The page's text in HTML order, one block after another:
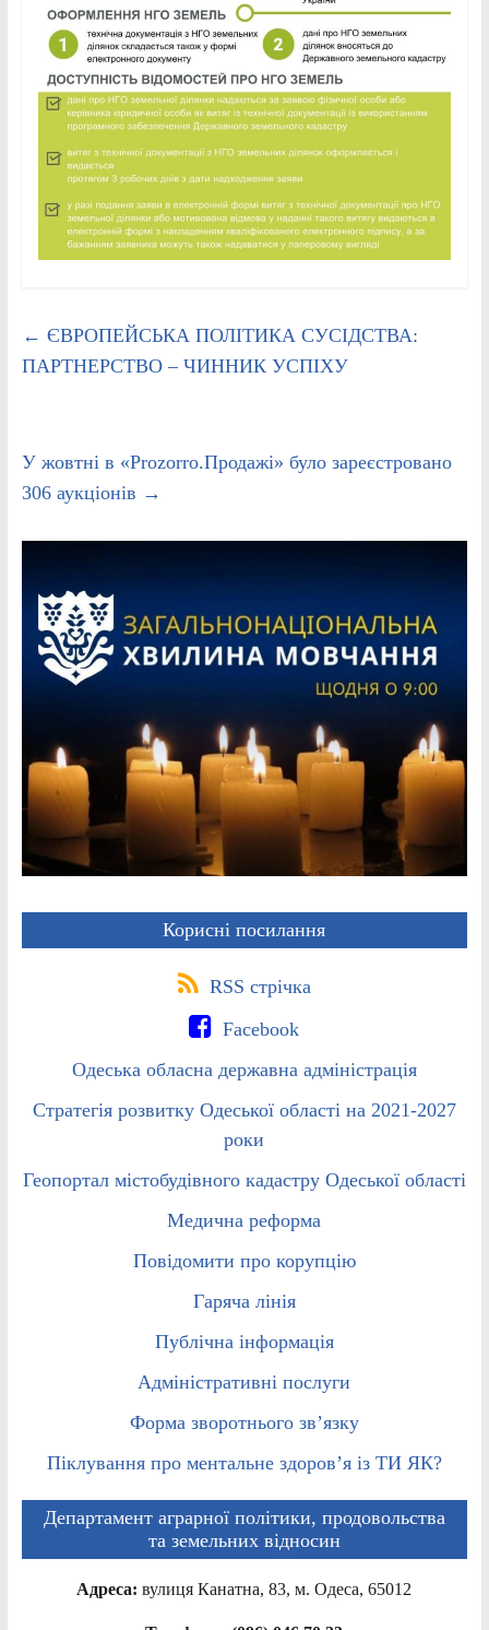
← ЄВРОПЕЙСЬКА ПОЛІТИКА СУСІДСТВА:
ПАРТНЕРСТВО – ЧИННИК УСПІХУ
У жовтні в «Prozorro.Продажі» було зареєстровано
306 аукціонів →
Корисні посилання
RSS стрічка
Facebook
Одеська обласна державна адміністрація
Стратегія розвитку Одеської області на 2021-2027
роки
Геопортал містобудівного кадастру Одеської області
Медична реформа
Повідомити про корупцію
Гаряча лінія
Публічна інформація
Адміністративні послуги
Форма зворотнього зв’язку
Піклування про ментальне здоров’я із ТИ ЯК?
Департамент аграрної політики, продовольства
та земельних відносин
Адреса: вулиця Канатна, 83, м. Одеса, 65012